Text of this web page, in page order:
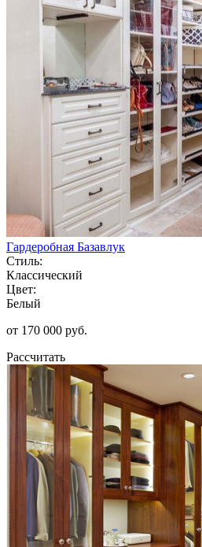
Гардеробная Базавлук
Стиль:
Классический
Цвет:
Белый
от 170 000 руб.
Рассчитать